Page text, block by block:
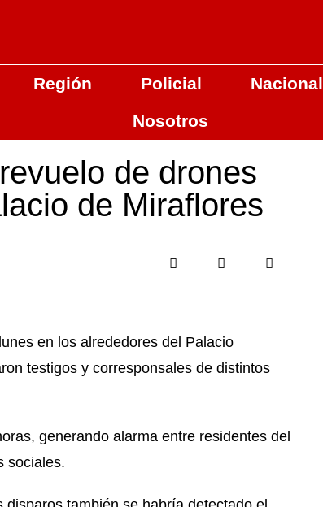
Región Policial Nacional
Nosotros
de drones
de Miraflores
en los alrededores del Palacio
testigos y corresponsales de distintos
generando alarma entre residentes del
sociales.